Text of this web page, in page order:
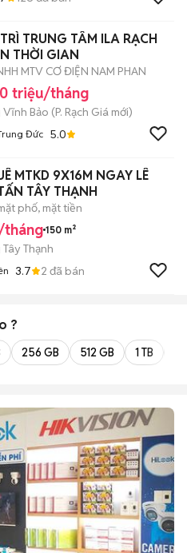
TRUNG TÂM ILA RẠCH
THỜI GIAN
MTV CƠ ĐIỆN NAM PHAN
triệu/tháng
Vĩnh Bảo (P. Rạch Giá mới)
Đức 5.0
MTKD 9X16M NGAY LÊ
TÂY THẠNH
phố, mặt tiền
tháng 150 m²
Thạnh
3.7 2 đã bán
?
256 GB 512 GB 1 TB